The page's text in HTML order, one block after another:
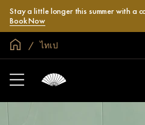
Stay a little longer this summer with a
Book Now
หน้าหลักทั่วโลก
ไทเป